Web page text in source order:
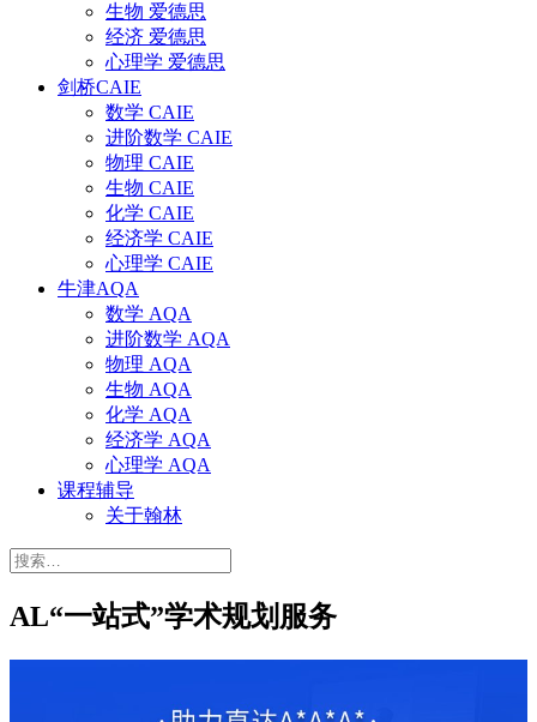
生物 爱德思
经济 爱德思
心理学 爱德思
剑桥CAIE
数学 CAIE
进阶数学 CAIE
物理 CAIE
生物 CAIE
化学 CAIE
经济学 CAIE
心理学 CAIE
牛津AQA
数学 AQA
进阶数学 AQA
物理 AQA
生物 AQA
化学 AQA
经济学 AQA
心理学 AQA
课程辅导
关于翰林
搜
AL“一站式”学术规划服务